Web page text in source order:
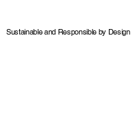
Sustainable and Responsible by Design